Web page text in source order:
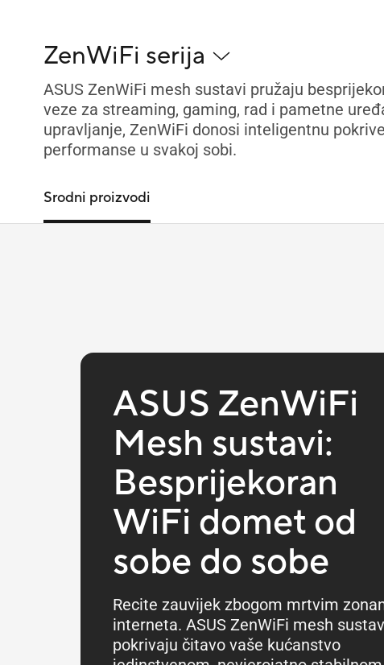
ZenWiFi serija
ASUS ZenWiFi mesh sustavi pružaju
veze za streaming, gaming, rad i pametne
upravljanje, ZenWiFi donosi inteligentnu
performanse u svakoj sobi.
Srodni proizvodi
ASUS ZenWiFi
Mesh sustavi:
Besprijekoran
WiFi domet od
sobe do sobe
Recite zauvijek zbogom mrtvim
interneta. ASUS ZenWiFi mesh
pokrivaju čitavo vaše kućanstvo